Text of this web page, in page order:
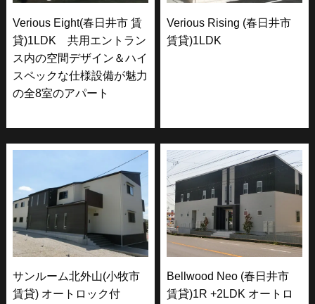
Verious Eight(春日井市 賃
貸)1LDK 共用エントラン
ス内の空間デザイン＆ハイ
スペックな仕様設備が魅力
の全8室のアパート
Verious Rising (春日井市
賃貸)1LDK
サンルーム北外山(小牧市
賃貸) オートロック付
Bellwood Neo (春日井市
賃貸)1R +2LDK オートロ